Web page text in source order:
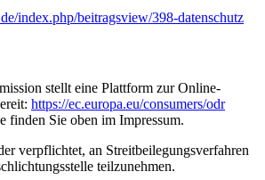
index.php/beitragsview/398-datenschutz
stellt eine Plattform zur Online-
https://ec.europa.eu/consumers/odr
finden Sie oben im Impressum.
verpflichtet, an Streitbeilegungsverfahren
teilzunehmen.